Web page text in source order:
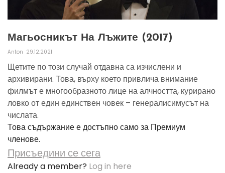
Магьосникът На Лъжите (2017)
Anton 29.12.2021
Щетите по този случай отдавна са изчислени и
архивирани. Това, върху което привлича внимание
филмът е многообразното лице на алчността, курирано
ловко от един единствен човек – генералисимусът на
числата.
Това съдържание е достъпно само за Премиум
членове.
Присъедини се сега
Already a member? Log in here